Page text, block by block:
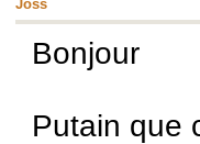
Joss
Bonjour
Putain que